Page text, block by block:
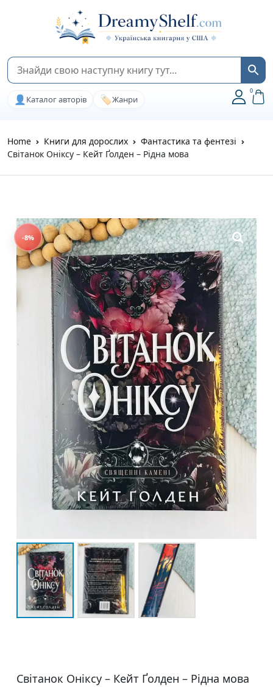
👤 Каталог авторів 🏷️Жанри
0
Home Книги для дорослих
Фантастика та фентезі
Світанок Оніксу – Кейт Ґолден – Рідна мова
-8%
Світанок Оніксу – Кейт Ґолден – Рідна мова